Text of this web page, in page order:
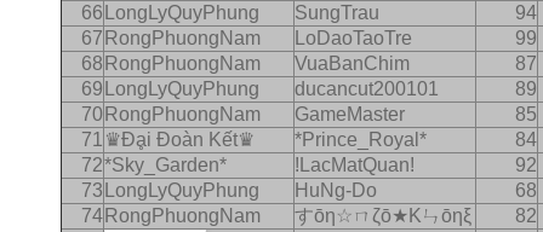
66
LongLyQuyPhung SungTrau
94
67 RongPhuongNam LoDaoTaoTre
99
68 RongPhuongNam VuaBanChim
87
69
LongLyQuyPhung ducancut200101
89
70 RongPhuongNam GameMaster
85
71 ♛Ðḁi Ðoàn Kết♛ *Prince_Royal*
84
72*Sky_Garden* !LacMatQuan!
92
73
LongLyQuyPhung HuNg-Do
68
74 RongPhuongNam すōη☆ㄇζō★Kㄣōηξ 82